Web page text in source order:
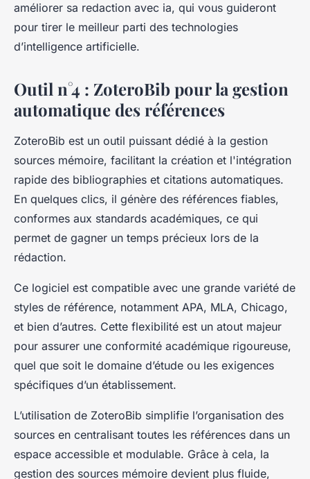
améliorer sa redaction avec ia, qui vous guideront
pour tirer le meilleur parti des technologies
d’intelligence artificielle.
Outil n°4 : ZoteroBib pour la gestion
automatique des références
ZoteroBib est un outil puissant dédié à la gestion
sources mémoire, facilitant la création et l'intégration
rapide des bibliographies et citations automatiques.
En quelques clics, il génère des références fiables,
conformes aux standards académiques, ce qui
permet de gagner un temps précieux lors de la
rédaction.
Ce logiciel est compatible avec une grande variété de
styles de référence, notamment APA, MLA, Chicago,
et bien d’autres. Cette flexibilité est un atout majeur
pour assurer une conformité académique rigoureuse,
quel que soit le domaine d’étude ou les exigences
spécifiques d’un établissement.
L’utilisation de ZoteroBib simplifie l’organisation des
sources en centralisant toutes les références dans un
espace accessible et modulable. Grâce à cela, la
gestion des sources mémoire devient plus fluide,